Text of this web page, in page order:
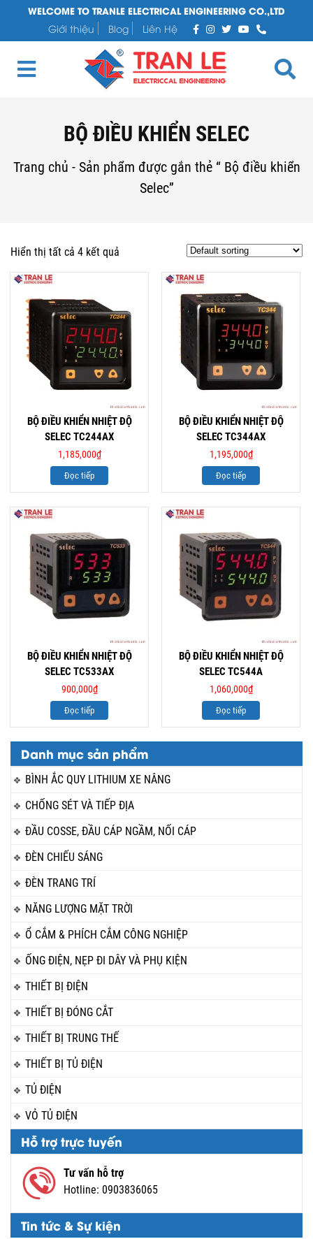
WELCOME TO TRANLE ELECTRICAL ENGINEERING CO.,LTD
Giới thiệu
Blog Liên Hệ
BỘ ĐIỀU KHIỂN SELEC
Trang chủ - Sản phẩm được gắn thẻ “ Bộ điều khiển
Selec”
Danh mục sản phẩm
BÌNH ẮC QUY LITHIUM XE NÂNG
CHỐNG SÉT VÀ TIẾP ĐỊA
ĐẦU COSSE, ĐẦU CÁP NGẦM, NỐI CÁP
ĐÈN CHIẾU SÁNG
ĐÈN TRANG TRÍ
NĂNG LƯỢNG MẶT TRỜI
Ổ CẮM & PHÍCH CẮM CÔNG NGHIỆP
ỐNG ĐIỆN, NẸP ĐI DÂY VÀ PHỤ KIỆN
THIẾT BỊ ĐIỆN
THIẾT BỊ ĐÓNG CẮT
THIẾT BỊ TRUNG THẾ
THIẾT BỊ TỦ ĐIỆN
TỦ ĐIỆN
VỎ TỦ ĐIỆN
Hỗ trợ trực tuyến
Tư vấn hỗ trợ
Hotline: 0903836065
Tin tức & Sự kiện
Hiển thị tất cả 4 kết quả
BỘ ĐIỀU KHIỂN NHIỆT ĐỘ
SELEC TC244AX
1,185,000₫
Đọc tiếp
BỘ ĐIỀU KHIỂN NHIỆT ĐỘ
SELEC TC344AX
1,195,000₫
Đọc tiếp
BỘ ĐIỀU KHIỂN NHIỆT ĐỘ
SELEC TC533AX
900,000₫
Đọc tiếp
BỘ ĐIỀU KHIỂN NHIỆT ĐỘ
SELEC TC544A
1,060,000₫
Đọc tiếp